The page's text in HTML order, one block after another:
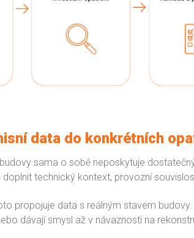
data do konkrétních
sama o sobě neposkytuje
technický kontext, provozní
propojuje data s reálným stavem
dávají smysl až v návaznosti na